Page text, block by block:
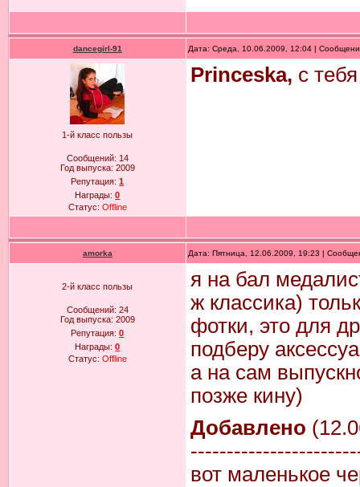
dancegirl-91 Дата: Среда, 10.06.2009, 12:04 |
1-й класс пользы
Сообщений: 14
Год выпуска: 2009
Репутация:1
Награды:0
Статус: Offline
Princeska, с
amorka Дата: Пятница, 12.06.2009, 19:23 |
2-й класс пользы
Сообщений: 24
Год выпуска: 2009
Репутация:0
Награды:0
Статус: Offline
я на бал
ж классика)
фотки, это для
подберу
а на сам
позже кину)
Добавлено
вот маленькое